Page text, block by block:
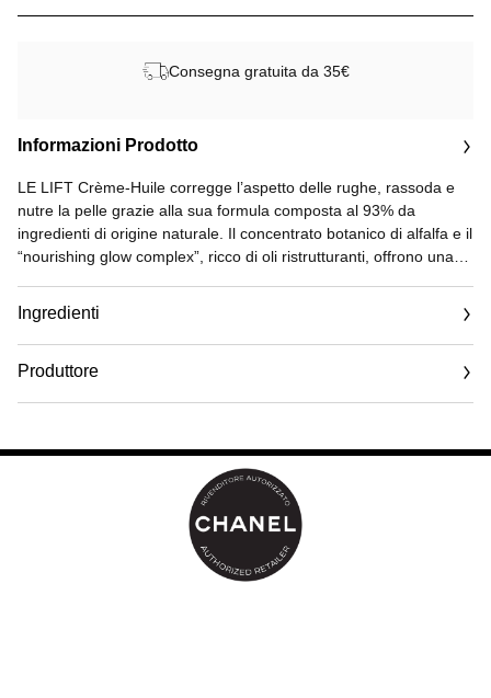
Consegna gratuita da 35€
Informazioni Prodotto
LE LIFT Crème-Huile corregge l’aspetto delle rughe, rassoda e
nutre la pelle grazie alla sua formula composta al 93% da
ingredienti di origine naturale. Il concentrato botanico di alfalfa e il
“nourishing glow complex”, ricco di oli ristrutturanti, offrono una
straordinario. Le madreperle perfezionatrici della luminosità
donano un effetto radioso immediato.
Ingredienti
Produttore